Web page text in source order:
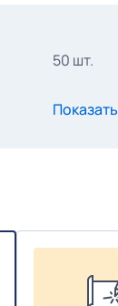
50 шт.